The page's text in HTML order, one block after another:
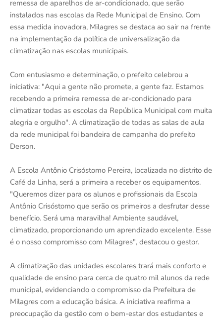
remessa de aparelhos de ar-condicionado, que serão
instalados nas escolas da Rede Municipal de Ensino. Com
essa medida inovadora, Milagres se destaca ao sair na frente
na implementação da política de universalização da
climatização nas escolas municipais.
Com entusiasmo e determinação, o prefeito celebrou a
iniciativa: "Aqui a gente não promete, a gente faz. Estamos
recebendo a primeira remessa de ar-condicionado para
climatizar todas as escolas da República Municipal com muita
alegria e orgulho". A climatização de todas as salas de aula
da rede municipal foi bandeira de campanha do prefeito
Derson.
A Escola Antônio Crisóstomo Pereira, localizada no distrito de
Café da Linha, será a primeira a receber os equipamentos.
"Queremos dizer para os alunos e profissionais da Escola
Antônio Crisóstomo que serão os primeiros a desfrutar desse
benefício. Será uma maravilha! Ambiente saudável,
climatizado, proporcionando um aprendizado excelente. Esse
é o nosso compromisso com Milagres", destacou o gestor.
A climatização das unidades escolares trará mais conforto e
qualidade de ensino para cerca de quatro mil alunos da rede
municipal, evidenciando o compromisso da Prefeitura de
Milagres com a educação básica. A iniciativa reafirma a
preocupação da gestão com o bem-estar dos estudantes e